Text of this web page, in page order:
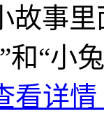
故事
和“小
看详情